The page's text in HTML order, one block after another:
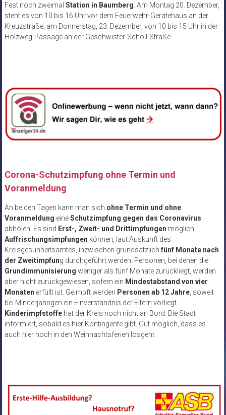
Fest noch zweimal Station in Baumberg . Am Montag 20. Dezember,
steht es von 10 bis 16 Uhr vor dem Feuerwehr-Gerätehaus an der
Kreuzstraße, am Donnerstag, 23. Dezember, von 10 bis 15 Uhr in der
Holzweg-Passage an der Geschwister-Scholl-Straße.
Corona-Schutzimpfung ohne Termin und
Voranmeldung
An beiden Tagen kann man sich ohne Termin und ohne
Voranmeldung eineSchutzimpfung gegen das Coronavirus
abholen. Es sind Erst-, Zweit- und Drittimpfungen möglich.
Auffrischungsimpfungen können, laut Auskunft des
Kreisgesunheitsamtes, inzwischen grundsätzlich fünf Monate nach
der Zweitimpfung durchgeführt werden. Personen, bei denen die
Grundimmunisierung weniger als fünf Monate zurückliegt, werden
aber nicht zurückgewiesen, sofern ein Mindestabstand von vier
Monaten erfüllt ist. Geimpft werden Personen ab 12 Jahre, soweit
bei Minderjährigen ein Einverständnis der Eltern vorliegt.
Kinderimpfstoffehat der Kreis noch nicht an Bord. Die Stadt
informiert, sobald es hier Kontingente gibt. Gut möglich, dass es
auch hier noch in den Weihnachtsferien losgeht.